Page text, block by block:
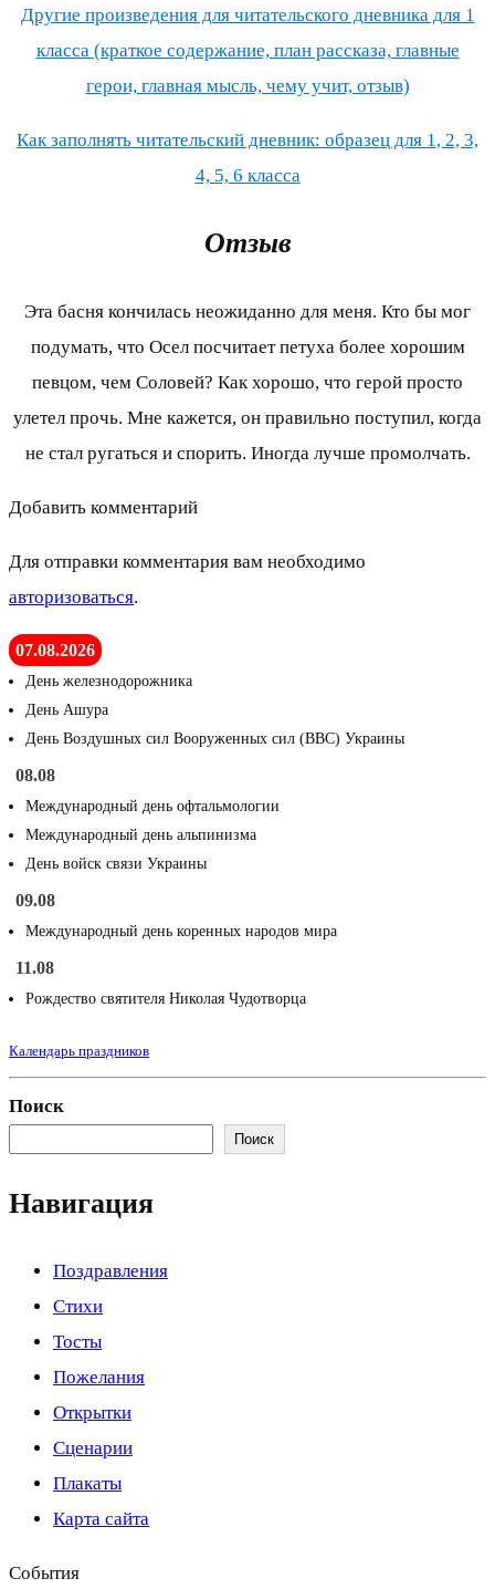
Другие произведения для читательского дневника для 1
класса (краткое содержание, план рассказа, главные
герои, главная мысль, чему учит, отзыв)
Как заполнять читательский дневник: образец для 1, 2, 3,
4, 5, 6 класса
Отзыв
Эта басня кончилась неожиданно для меня. Кто бы мог
подумать, что Осел посчитает петуха более хорошим
певцом, чем Соловей? Как хорошо, что герой просто
улетел прочь. Мне кажется, он правильно поступил, когда
не стал ругаться и спорить. Иногда лучше промолчать.
Добавить комментарий
Для отправки комментария вам необходимо
авторизоваться.
07.08.2026
День железнодорожника
День Ашура
День Воздушных сил Вооруженных сил (ВВС) Украины
08.08
Международный день офтальмологии
Международный день альпинизма
День войск связи Украины
09.08
Международный день коренных народов мира
11.08
Рождество святителя Николая Чудотворца
Календарь праздников
Поиск
Поиск
Навигация
Поздравления
Стихи
Тосты
Пожелания
Открытки
Сценарии
Плакаты
Карта сайта
События